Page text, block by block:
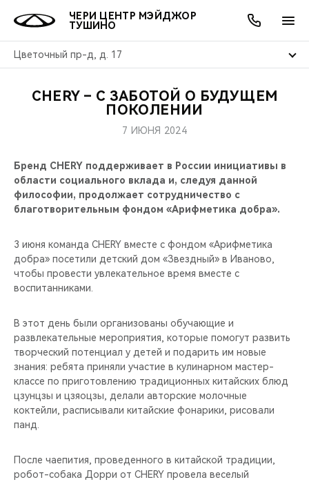
ЧЕРИ ЦЕНТР МЭЙДЖОР
ТУШИНО
Цветочный пр-д, д. 17
МОДЕЛИ
КРОССОВЕРЫ
НОВИНКИ
ПОКУПАТЕЛЯМ
КРЕДИТ И СТРАХОВАНИЕ
ВЛАДЕЛЬЦАМ
ЗАПЧАСТИ И АКСЕССУАРЫ
ПОДДЕРЖКА
CHERY CONNECT
МИР CHERY
О БРЕНДЕ
CHERY В СОЦСЕТЯХ
ЛЮДИ CHERY
БЛАГОТВОРИТЕЛЬНОСТЬ
CHERY И СПОРТ
НАШИ МЕРОПРИЯТИЯ
ВИДЕООБЗОРЫ
АКЦИИ
ОНЛАЙН СЕРВИСЫ
КРЕДИТ
О КОМПАНИИ
МЫ В СОЦСЕТЯХ
CHERY – С ЗАБОТОЙ О БУДУЩЕМ
ПОКОЛЕНИИ
7 ИЮНЯ 2024
Бренд CHERY поддерживает в России инициативы в
области социального вклада и, следуя данной
философии, продолжает сотрудничество с
благотворительным фондом «Арифметика добра».
3 июня команда CHERY вместе с фондом «Арифметика
добра» посетили детский дом «Звездный» в Иваново,
чтобы провести увлекательное время вместе с
воспитанниками.
В этот день были организованы обучающие и
развлекательные мероприятия, которые помогут развить
творческий потенциал у детей и подарить им новые
знания: ребята приняли участие в кулинарном мастер-
классе по приготовлению традиционных китайских блюд
цзунцзы и цзяоцзы, делали авторские молочные
коктейли, расписывали китайские фонарики, рисовали
панд.
После чаепития, проведенного в китайской традиции,
робот-собака Дорри от CHERY провела веселый